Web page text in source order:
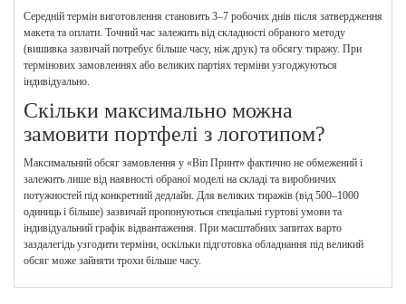
Середній термін виготовлення становить 3–7 робочих днів після затвердження
макета та оплати. Точний час залежить від складності обраного методу
(вишивка зазвичай потребує більше часу, ніж друк) та обсягу тиражу. При
термінових замовленнях або великих партіях терміни узгоджуються
індивідуально.
Скільки максимально можна
замовити портфелі з логотипом?
Максимальний обсяг замовлення у «Віп Принт» фактично не обмежений і
залежить лише від наявності обраної моделі на складі та виробничих
потужностей під конкретний дедлайн. Для великих тиражів (від 500–1000
одиниць і більше) зазвичай пропонуються спеціальні гуртові умови та
індивідуальний графік відвантаження. При масштабних запитах варто
заздалегідь узгодити терміни, оскільки підготовка обладнання під великий
обсяг може зайняти трохи більше часу.